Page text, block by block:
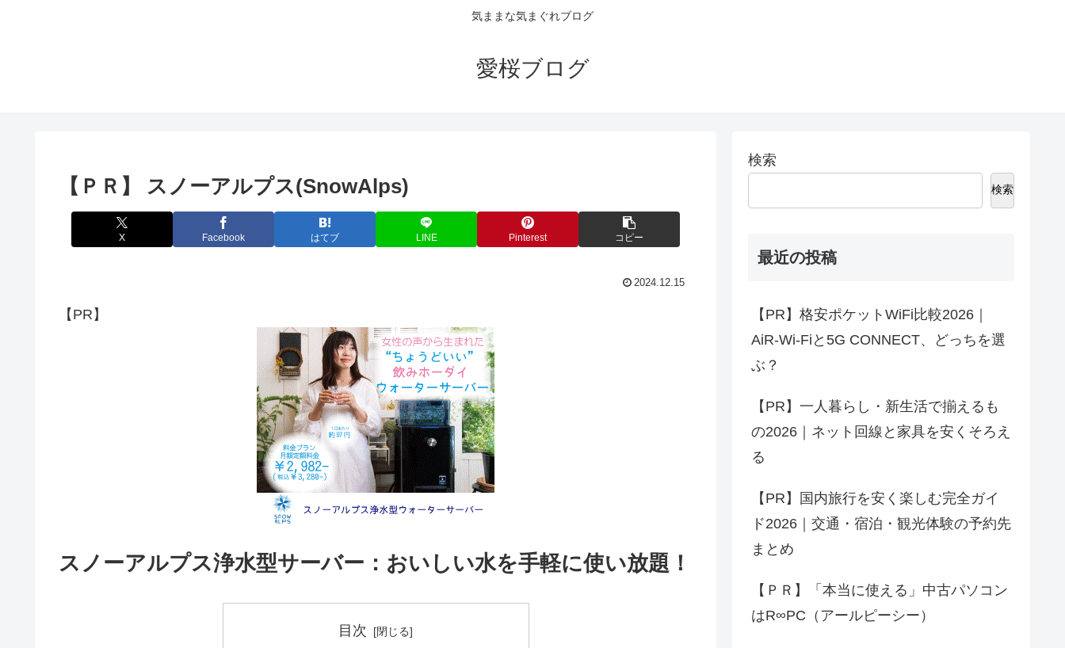
気ままな気まぐれブログ
愛桜ブログ
【ＰＲ】 スノーアルプス(SnowAlps)
X Facebook はてブ LINE Pinterest コピー
2024.12.15
【PR】
スノーアルプス浄水型サーバー：おいしい水を手軽に使い放題！
目次
検索
検索
最近の投稿
【PR】格安ポケットWiFi比較2026｜
AiR-Wi-Fiと5G CONNECT、どっちを選
ぶ？
【PR】一人暮らし・新生活で揃えるも
の2026｜ネット回線と家具を安くそろえ
る
【PR】国内旅行を安く楽しむ完全ガイ
ド2026｜交通・宿泊・観光体験の予約先
まとめ
【ＰＲ】「本当に使える」中古パソコン
はR∞PC（アールピーシー）